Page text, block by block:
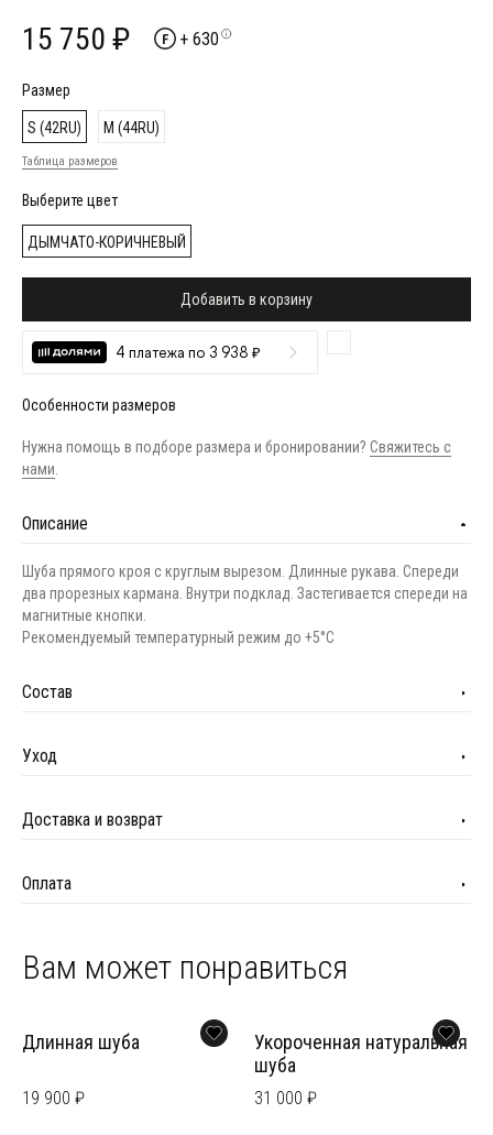
15 750 ₽ + 630
Размер
S (42RU) M (44RU)
Таблица размеров
Выберите цвет
ДЫМЧАТО-КОРИЧНЕВЫЙ
Добавить в корзину
4 платежа по 3 938 ₽
Особенности размеров
Нужна помощь в подборе размера и бронировании? Свяжитесь с
нами
Описание
Шуба прямого кроя с круглым вырезом. Длинные рукава. Спереди
два прорезных кармана. Внутри подклад. Застегивается спереди на
магнитные кнопки.
Рекомендуемый температурный режим до +5°C
Состав
Уход
Доставка и возврат
Оплата
Вам может понравиться
Длинная шуба
19 900 ₽
Укороченная натуральная
шуба
31 000 ₽